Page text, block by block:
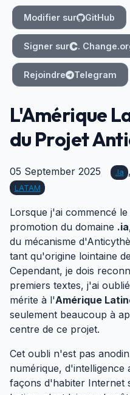
Modifier sur GitHub
Signer sur .
Rejoindre Telegram
L'Amérique
du Projet
05 September 2025 .ia
LATAM
Lorsque j'ai commencé
promotion du domaine .ia
du mécanisme
tant qu'origine lointaine
Cependant, je dois
premiers textes, j'ai
mérite à l'Amérique
seulement beaucoup à
centre de ce projet.
Cet oubli n'est pas
numérique, d'intelligence
façons d'habiter Internet